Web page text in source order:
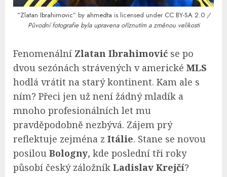
“Zlatan Ibrahimovic” by ahmedta is licensed under CC BY-SA 2.0 /
Původní fotografie byla upravena oříznutím a změnou velikosti
Fenomenální Zlatan Ibrahimović se po
dvou sezónách strávených v americké MLS
hodlá vrátit na starý kontinent. Kam ale s
ním? Přeci jen už není žádný mladík a
mnoho profesionálních let mu
pravděpodobně nezbývá. Zájem prý
reflektuje zejména z Itálie. Stane se novou
posilou Bologny, kde poslední tři roky
působí český záložník Ladislav Krejčí?